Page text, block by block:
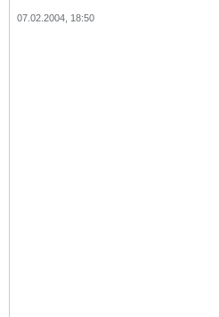
07.02.2004, 18:50